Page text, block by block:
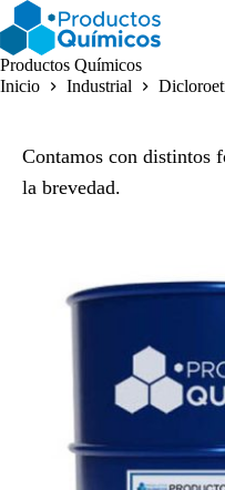
Saltar
al
contenido
Productos Químicos
Inicio Industrial
Contamos con distintos
la brevedad.